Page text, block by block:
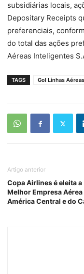
subsidiárias locais,
Depositary Receipts
preferenciais,
do total das ações
Aéreas Inteligentes
TAGS Gol Linhas Aéreas
Artigo anterior
Copa Airlines é eleita a
Melhor Empresa Aérea
América Central e do